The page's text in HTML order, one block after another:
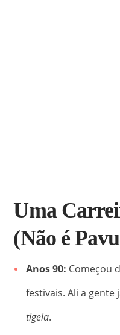
Uma
(Não é
Anos 90: Começou
festivais.Ali a gente
tigela.